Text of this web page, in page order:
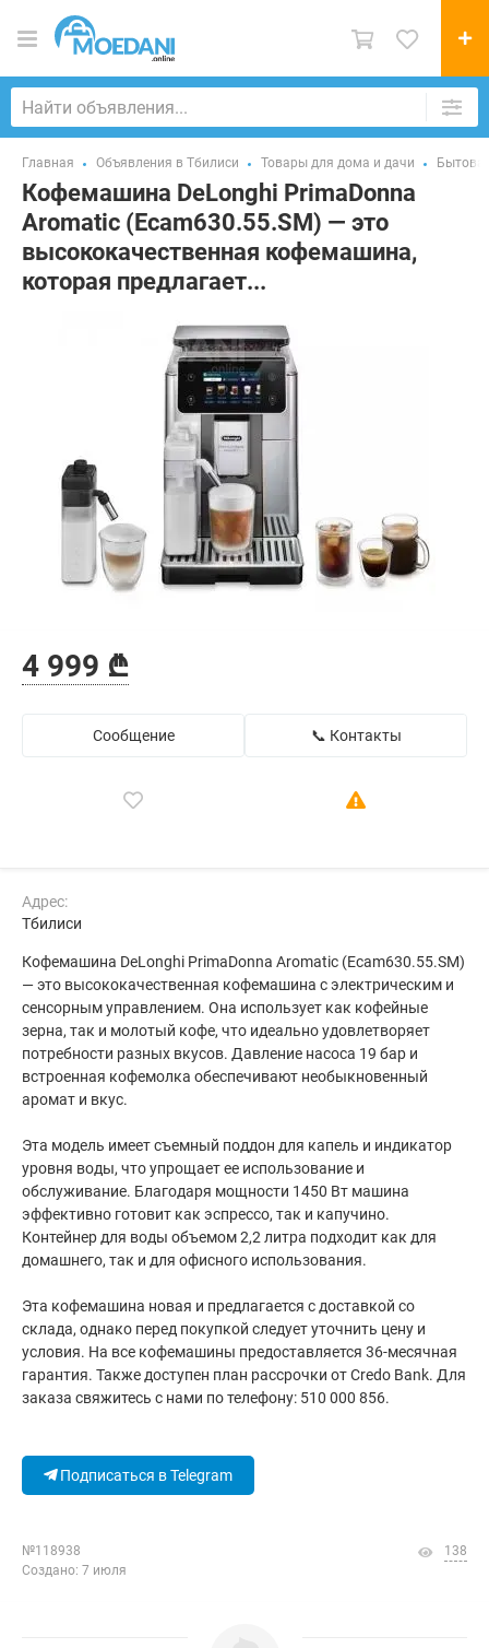
Главная Объявления в Тбилиси Товары для дома и дачи
Кофемашина DeLonghi PrimaDonna
Aromatic (Ecam630.55.SM) — это
высококачественная кофемашина,
которая предлагает...
4 999 ₾
Сообщение 📞 Контакты
Адрес:
Тбилиси
Кофемашина DeLonghi PrimaDonna Aromatic (Ecam630.55.SM)
— это высококачественная кофемашина с электрическим и
сенсорным управлением. Она использует как кофейные
зерна, так и молотый кофе, что идеально удовлетворяет
потребности разных вкусов. Давление насоса 19 бар и
встроенная кофемолка обеспечивают необыкновенный
аромат и вкус.
Эта модель имеет съемный поддон для капель и индикатор
уровня воды, что упрощает ее использование и
обслуживание. Благодаря мощности 1450 Вт машина
эффективно готовит как эспрессо, так и капучино.
Контейнер для воды объемом 2,2 литра подходит как для
домашнего, так и для офисного использования.
Эта кофемашина новая и предлагается с доставкой со
склада, однако перед покупкой следует уточнить цену и
условия. На все кофемашины предоставляется 36-месячная
гарантия. Также доступен план рассрочки от Credo Bank. Для
заказа свяжитесь с нами по телефону: 510 000 856.
Подписаться в Telegram
№118938
Создано: 7 июля
138